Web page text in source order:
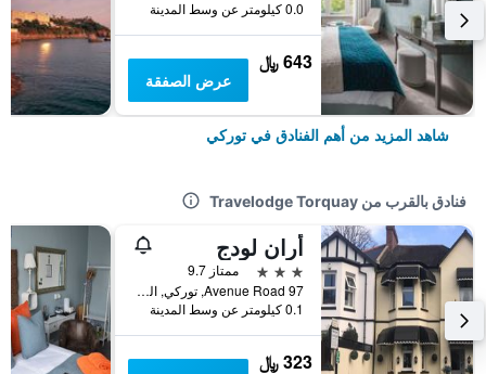
0.0 كيلومتر عن وسط المدينة
643 ﷼
عرض الصفقة
شاهد المزيد من أهم الفنادق في توركي
فنادق بالقرب من Travelodge Torquay
أران لودج
3 نجوم
ممتاز 9.7
97 Avenue Road, توركي, المملكة المتحدة
0.1 كيلومتر عن وسط المدينة
323 ﷼